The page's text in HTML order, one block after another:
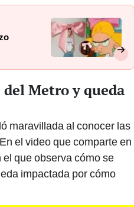
Metro y queda
maravillada al conocer las
el video que comparte en
que observa cómo se
impactada por cómo